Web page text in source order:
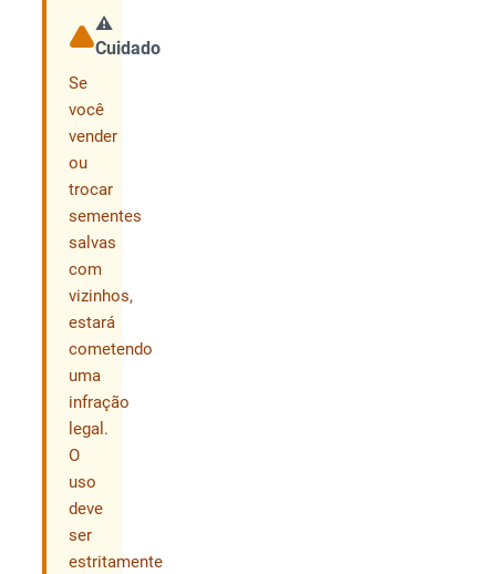
⚠️
Cuidado
Se
você
vender
ou
trocar
sementes
salvas
com
vizinhos,
estará
cometendo
uma
infração
legal.
O
uso
deve
ser
estritamente